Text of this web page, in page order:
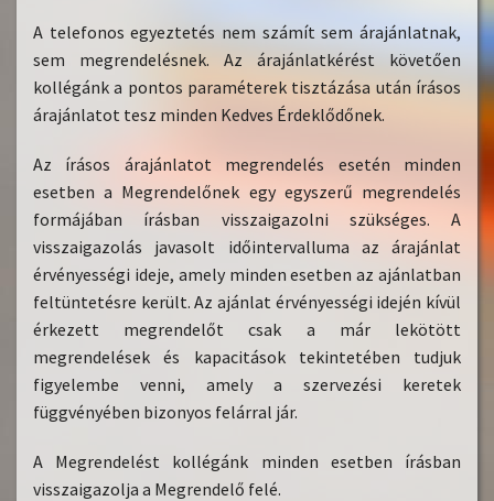
A telefonos egyeztetés nem számít sem árajánlatnak,
sem megrendelésnek. Az árajánlatkérést követően
kollégánk a pontos paraméterek tisztázása után írásos
árajánlatot tesz minden Kedves Érdeklődőnek.
Az írásos árajánlatot megrendelés esetén minden
esetben a Megrendelőnek egy egyszerű megrendelés
formájában írásban visszaigazolni szükséges. A
visszaigazolás javasolt időintervalluma az árajánlat
érvényességi ideje, amely minden esetben az ajánlatban
feltüntetésre került. Az ajánlat érvényességi idején kívül
érkezett megrendelőt csak a már lekötött
megrendelések és kapacitások tekintetében tudjuk
figyelembe venni, amely a szervezési keretek
függvényében bizonyos felárral jár.
A Megrendelést kollégánk minden esetben írásban
visszaigazolja a Megrendelő felé.